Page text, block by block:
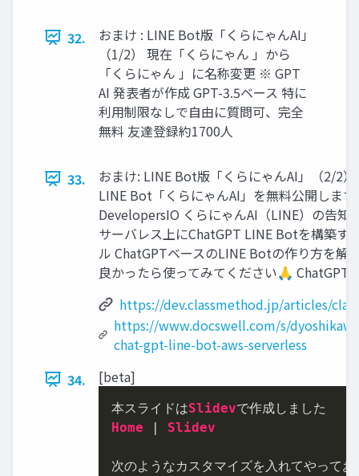
32.
おまけ : LINE Bot版「くらにゃんAI」
（1/2） 現在「くらにゃん 」から
「くらにゃん 」に名称変更 ※ GPT
AI 発表者が作成 GPT-3.5ベース 特に
利用制限なしで自由に質問可、完全
無料 友達登録約1700人
33.
おまけ: LINE Bot版「くらにゃんAI」（2/2
LINE Bot「くらにゃんAI」を無料公開しま
DevelopersIO くらにゃんAI（LINE）の告知
サーバレス上にChatGPT LINE Botを構築す
ル ChatGPTベースのLINE Botの作り方を解
良かったら使ってみてください🙏 ChatGPT
https://dev.classmethod.jp/articles/
https://www.docswell.com/s/
chat-gpt-line-bot-aws-serverless
34.
[beta]
本スライドはSlidev
Home | Slidev